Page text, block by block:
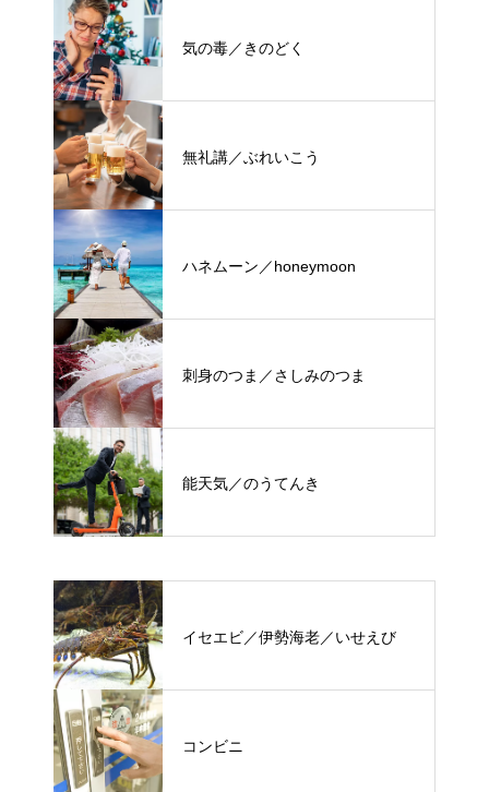
気の毒／きのどく
無礼講／ぶれいこう
ハネムーン／honeymoon
刺身のつま／さしみのつま
能天気／のうてんき
イセエビ／伊勢海老／いせえび
コンビニ